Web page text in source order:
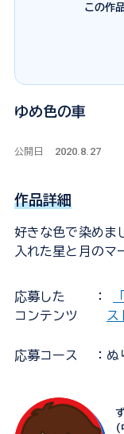
この作
ゆめ色の車
公開日 2020.8.27
作品詳細
好きな色で染めま
入れた星と月のマ
応募した
コンテンツ
：
ス
応募コース ：
(